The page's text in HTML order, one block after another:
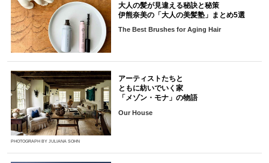
大人の髪が見違える秘訣と秘策
伊熊奈美の「大人の美髪塾」まとめ5選
The Best Brushes for Aging Hair
PHOTOGRAPH BY JULIANA SOHN
アーティストたちと
ともに紡いでいく家
「メゾン・モナ」の物語
Our House